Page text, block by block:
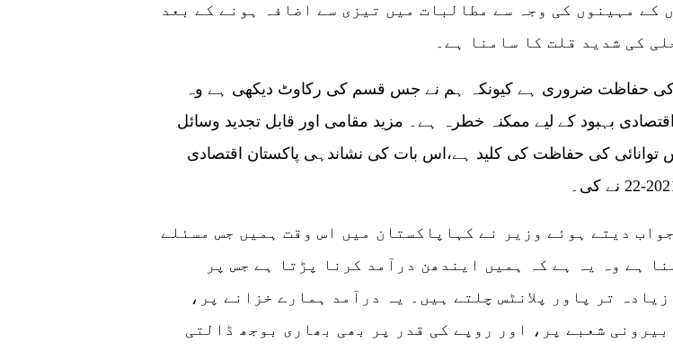
کے مہینوں کی وجہ سے مطالبات میں تیزی سے اضافہ ہونے کے بعد
کی شدید قلت کا سامنا ہے۔
کی حفاظت ضروری ہے کیونکہ ہم نے جس قسم کی رکاوٹ دیکھی ہے وہ
بہبود کے لیے ممکنہ خطرہ ہے۔ مزید مقامی اور قابل تجدید وسائل
توانائی کی حفاظت کی کلید ہے،اس بات کی نشاندہی پاکستان اقتصادی
دیتے ہوئے وزیر نے کہاپاکستان میں اس وقت ہمیں جس مسئلے
ہے وہ یہ ہے کہ ہمیں ایندھن درآمد کرنا پڑتا ہے جس پر
زیادہ تر پاور پلانٹس چلتے ہیں۔ یہ درآمد ہمارے خزانے پر،
بیرونی شعبے پر، اور روپے کی قدر پر بھی بھاری بوجھ ڈالتی